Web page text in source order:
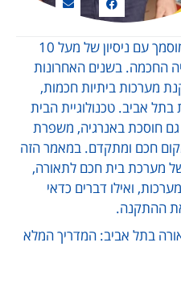
שלום, אני עמית מתן, חשמלאי מוסמך עם ניסיון של מעל 10
החכמה. בשנים האחרונות
מערכות ביתיות חכמות,
אביב. טכנולוגיית הבית
חוסכת באנרגיה, משפרת
חכם ומתקדם. במאמר הזה
מערכת בית חכם לתאורה,
ואילו דברים כדאי
ההתקנה.